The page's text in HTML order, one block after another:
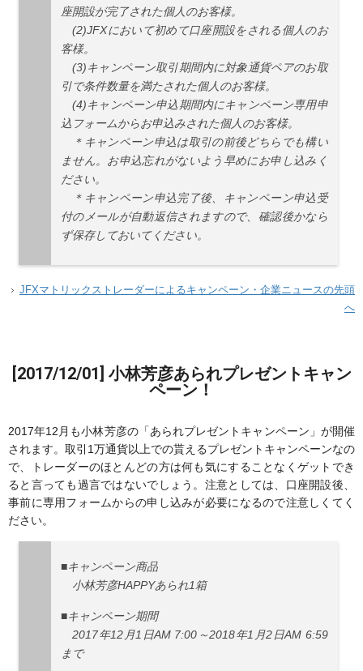
座開設が完了された個人のお客様。
(2)JFXにおいて初めて口座開設をされる個人のお
客様。
(3)キャンペーン取引期間内に対象通貨ペアのお取
引で条件数量を満たされた個人のお客様。
(4)キャンペーン申込期間内にキャンペーン専用申
込フォームからお申込みされた個人のお客様。
＊キャンペーン申込は取引の前後どちらでも構い
ません。お申込忘れがないよう早めにお申し込みく
ださい。
＊キャンペーン申込完了後、キャンペーン申込受
付のメールが自動返信されますので、確認後かなら
ず保存しておいてください。
JFXマトリックストレーダーによるキャンペーン・企業ニュースの先頭
へ
[2017/12/01] 小林芳彦あられプレゼントキャン
ペーン！
2017年12月も小林芳彦の「あられプレゼントキャンペーン」が開催
されます。取引1万通貨以上での貰えるプレゼントキャンペーンなの
で、トレーダーのほとんどの方は何も気にすることなくゲットでき
ると言っても過言ではないでしょう。注意としては、口座開設後、
事前に専用フォームからの申し込みが必要になるので注意しくてく
ださい。
■キャンペーン商品
小林芳彦HAPPYあられ1箱
■キャンペーン期間
2017年12月1日AM 7:00～2018年1月2日AM 6:59
まで